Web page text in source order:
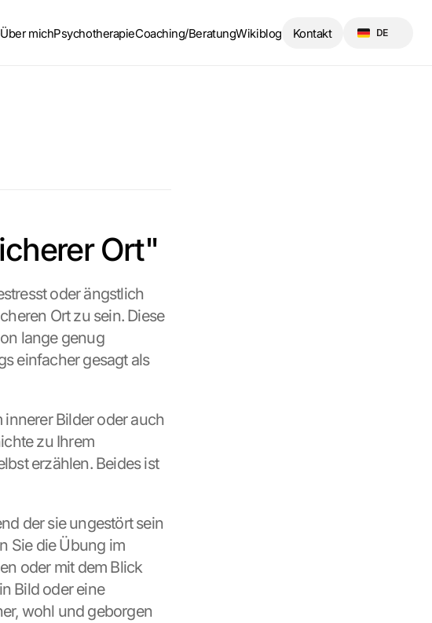
Ort"
oder ängstlich
Ort zu sein. Diese
lange genug
einfacher gesagt als
Bilder oder auch
zu Ihrem
erzählen. Beides ist
der sie ungestört sein
Sie die Übung im
oder mit dem Blick
Bild oder eine
wohl und geborgen
Über michPsychotherapieCoaching/BeratungWikiblog Kontakt DE